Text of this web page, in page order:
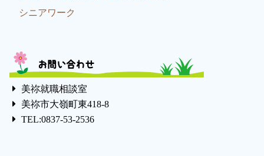
シニアワーク
お問い合わせ
美祢就職相談室
美祢市大嶺町東418-8
TEL:0837-53-2536